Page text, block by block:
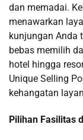
dan memadai.
menawarkan
kunjungan Anda
bebas memilih
hotel hingga
Unique Selling
kehangatan
Pilihan Fasilitas